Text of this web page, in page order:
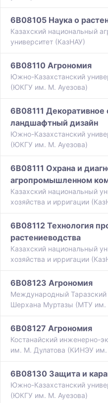
6B08105 Наука о
Казахский национальный
университет (КазНАУ)
6B08110 Агрономия
Южно-Казахстанский
(ЮКГУ им. М. Ауезова)
6B08111 Декоративное
ландшафтный дизайн
Южно-Казахстанский
(ЮКГУ им. М. Ауезова)
6B08111 Охрана и
агропромышленном
Казахский национальный
хозяйства и ирригации
6B08112 Технология
растениеводства
Казахский национальный
хозяйства и ирригации
6B08123 Агрономия
Международный Таразский
Шерхана Муртазы (МТУ им.
6B08127 Агрономия
Костанайский инженерно-
им. М. Дулатова (КИНЭУ им.
6B08130 Защита и
Южно-Казахстанский
(ЮКГУ им. М. Ауезова)